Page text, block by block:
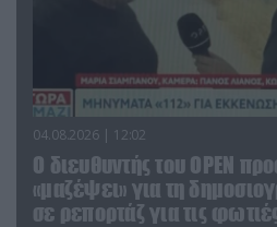
04.08.2026 | 12:02
O διευθυντής του OPEN
«μαζέψει» για τη
σε ρεπορτάζ για τις